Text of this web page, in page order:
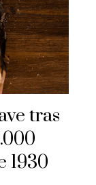
tras
1930